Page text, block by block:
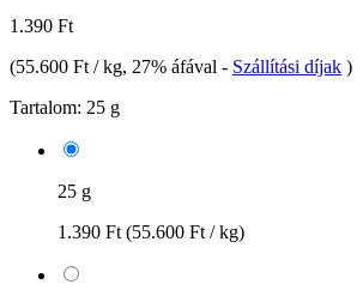
1.390 Ft
(55.600 Ft / kg, 27% áfával - Szállítási díjak )
Tartalom: 25 g
25 g
1.390 Ft (55.600 Ft / kg)